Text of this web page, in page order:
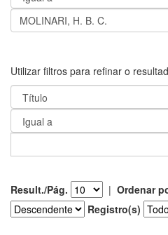
Utilizar filtros para refinar o
Result./Pág. | Ordenar
Registro(s)